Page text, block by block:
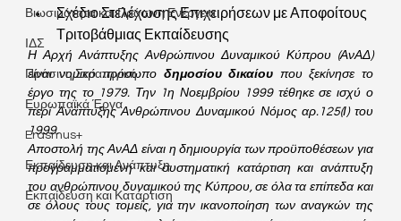
Βιωσιμότητα και Πράσινη Ενέργεια
ΙΔΣ
Πράσινη Στρατηγική
Ευρωπαϊκά Έργα
Erasmus+
Εκπαίδευση και Ανάπτυξη
Εκπαίδευση και Κατάρτιση
Σχέδιο Στελέχωσης Επιχειρήσεων με Αποφοίτους
Τριτοβάθμιας Εκπαίδευσης
Η Αρχή Ανάπτυξης Ανθρώπινου Δυναμικού Κύπρου (ΑνΑΔ)
είναι νομικό πρόσωπο δημοσίου δικαίου που ξεκίνησε το
έργο της το 1979. Την 1η Νοεμβρίου 1999 τέθηκε σε ισχύ ο
περί Ανάπτυξης Ανθρώπινου Δυναμικού Νόμος αρ.125(Ι) του
1999.
Αποστολή της ΑνΑΔ είναι η δημιουργία των προϋποθέσεων για
προγραμματισμένη και συστηματική κατάρτιση και ανάπτυξη
του ανθρώπινου δυναμικού της Κύπρου, σε όλα τα επίπεδα και
σε όλους τους τομείς, για την ικανοποίηση των αναγκών της